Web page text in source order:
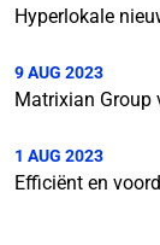
Hyperlokale
9 AUG 2023
Matrixian Group
1 AUG 2023
Efficiënt en